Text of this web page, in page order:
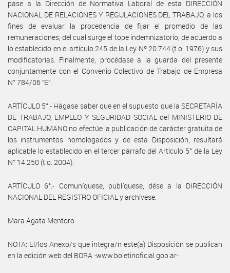
pase a la Dirección de Normativa Laboral de esta DIRECCIÓN
NACIONAL DE RELACIONES Y REGULACIONES DEL TRABAJO, a los
fines de evaluar la procedencia de fijar el promedio de las
remuneraciones, del cual surge el tope indemnizatorio, de acuerdo a
lo establecido en el artículo 245 de la Ley Nº 20.744 (t.o. 1976) y sus
modificatorias. Finalmente, procédase a la guarda del presente
conjuntamente con el Convenio Colectivo de Trabajo de Empresa
N° 784/06 “E”.
ARTÍCULO 5°.- Hágase saber que en el supuesto que la SECRETARÍA
DE TRABAJO, EMPLEO Y SEGURIDAD SOCIAL del MINISTERIO DE
CAPITAL HUMANO no efectúe la publicación de carácter gratuita de
los instrumentos homologados y de esta Disposición, resultará
aplicable lo establecido en el tercer párrafo del Artículo 5° de la Ley
N° 14.250 (t.o. 2004).
ARTÍCULO 6°.- Comuníquese, publíquese, dése a la DIRECCIÓN
NACIONAL DEL REGISTRO OFICIAL y archívese.
Mara Agata Mentoro
NOTA: El/los Anexo/s que integra/n este(a) Disposición se publican
en la edición web del BORA -www.boletinoficial.gob.ar-